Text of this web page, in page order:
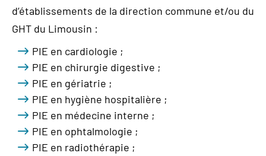
d’établissements de la direction commune et/ou du
GHT du Limousin :
PIE en cardiologie ;
PIE en chirurgie digestive ;
PIE en gériatrie ;
PIE en hygiène hospitalière ;
PIE en médecine interne ;
PIE en ophtalmologie ;
PIE en radiothérapie ;